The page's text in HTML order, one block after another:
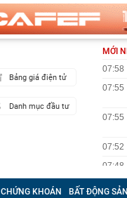
Bảng giá điện tử
Danh mục đầu tư
MỚI
07:58
07:55
07:55
07:52
07:48
07:48
CHỨNG KHOÁN BẤT ĐỘNG SẢN